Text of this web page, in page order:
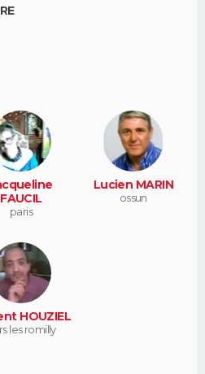
FAUCIL
paris
Lucien MARIN
ossun
HOUZIEL
les romilly